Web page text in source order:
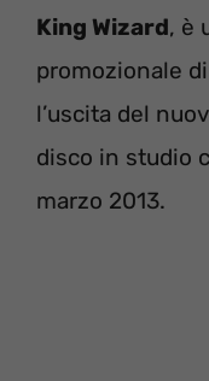
King Wizard, è
promozionale di
l’uscita del
disco in studio
marzo 2013.